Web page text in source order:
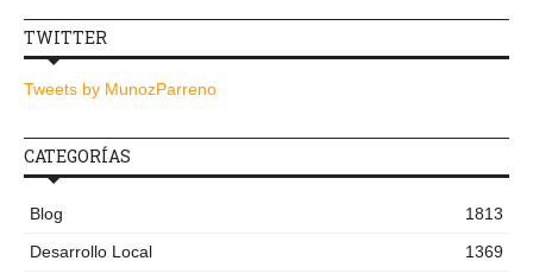
TWITTER
Tweets by MunozParreno
CATEGORÍAS
Blog
1813
Desarrollo Local
1369